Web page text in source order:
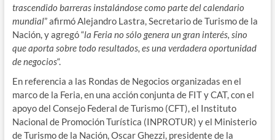
trascendido barreras instalándose como parte del calendario
mundial” afirmó Alejandro Lastra, Secretario de Turismo de la
Nación, y agregó “la Feria no sólo genera un gran interés, sino
que aporta sobre todo resultados, es una verdadera oportunidad
de negocios“.
En referencia a las Rondas de Negocios organizadas en el
marco de la Feria, en una acción conjunta de FIT y CAT, con el
apoyo del Consejo Federal de Turismo (CFT), el Instituto
Nacional de Promoción Turística (INPROTUR) y el Ministerio
de Turismo de la Nación, Oscar Ghezzi, presidente de la